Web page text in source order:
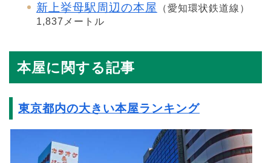
新上挙母駅周辺の本屋
（愛知環状鉄道線）
1,837メートル
本屋に関する記事
東京都内の大きい本屋ランキング